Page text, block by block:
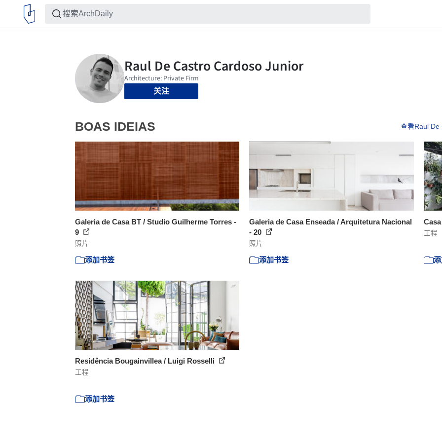
关注
BOAS IDEIAS 查看Raul De
Galeria de Casa BT / Studio Guilherme Torres -
9
照片
添加书签
Galeria de Casa Enseada / Arquitetura Nacional
- 20
照片
添加书签
工程
Residência Bougainvillea / Luigi Rosselli
工程
添加书签